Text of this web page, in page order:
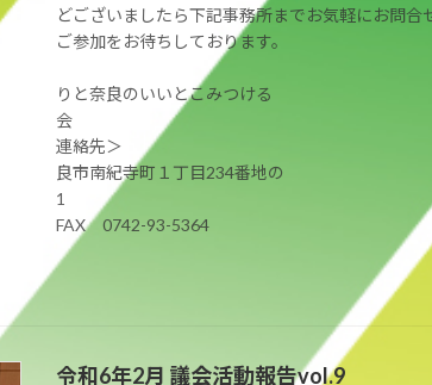
どございましたら下記事務所までお気軽にお問合
ご参加をお待ちしております。
佐野か
りと奈良のいいとこみつける
会 ＜事
連絡先
良市南紀寺町１丁目234番地の
1 TEL
FAX 0742-93-5364
令和6年2月 議会活動報告vol.9